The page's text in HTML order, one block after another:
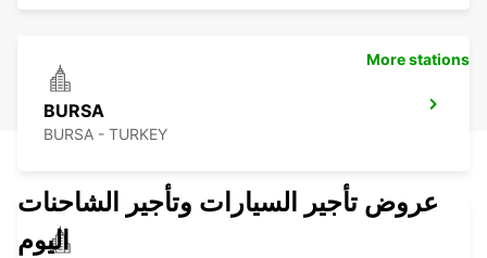
BURSA
BURSA - TURKEY
More stations
عروض تأجير السيارات وتأجير الشاحنات
اليوم